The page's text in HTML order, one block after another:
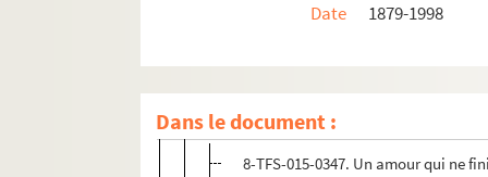
Date
1879-1998
Dans le document :
Saison 1966-1967
Saison 1967-1968
8-TFS-015-0347. Un amour qui ne